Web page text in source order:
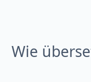
Wie